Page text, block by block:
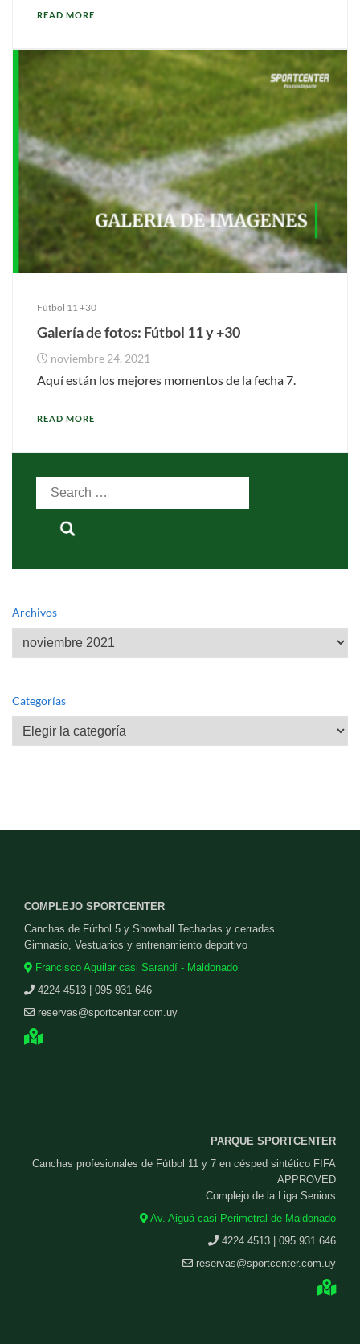
READ MORE
Fútbol 11 +30
Galería de fotos: Fútbol 11 y +30
noviembre 24, 2021
Aquí están los mejores momentos de la fecha 7.
READ MORE
Search
for:
Archivos
Archivos
Categorías
Categorías
COMPLEJO SPORTCENTER
Canchas de Fútbol 5 y Showball Techadas y cerradas
Gimnasio, Vestuarios y entrenamiento deportivo
Francisco Aguilar casi Sarandí - Maldonado
4224 4513 | 095 931 646
reservas@sportcenter.com.uy
PARQUE SPORTCENTER
Canchas profesionales de Fútbol 11 y 7 en césped sintético FIFA
APPROVED
Complejo de la Liga Seniors
Av. Aiguá casi Perimetral de Maldonado
4224 4513 | 095 931 646
reservas@sportcenter.com.uy